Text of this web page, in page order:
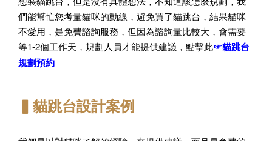
們能幫忙您考量貓咪的動線，避免買了貓跳台，結果貓咪
不愛用，是免費諮詢服務，但因為諮詢量比較大，會需要
等1-2個工作天，規劃人員才能提供建議，點擊此☞貓跳台
規劃預約
▍貓跳台設計案例